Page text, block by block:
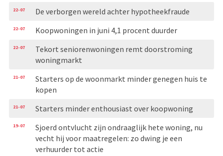
22-07 De verborgen wereld achter hypotheekfraude
22-07 Koopwoningen in juni 4,1 procent duurder
22-07
Tekort seniorenwoningen remt doorstroming
woningmarkt
21-07
Starters op de woonmarkt minder genegen huis te
kopen
21-07 Starters minder enthousiast over koopwoning
19-07
Sjoerd ontvlucht zijn ondraaglijk hete woning, nu
vecht hij voor maatregelen: zo dwing je een
verhuurder tot actie